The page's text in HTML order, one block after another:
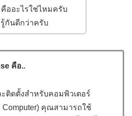
คืออะไรใช่ไหมครับ
กันดีกว่าครับ
คือ..
ติดตั้งสำหรับคอมพิวเตอร์
Computer) คุณสามารถใช้